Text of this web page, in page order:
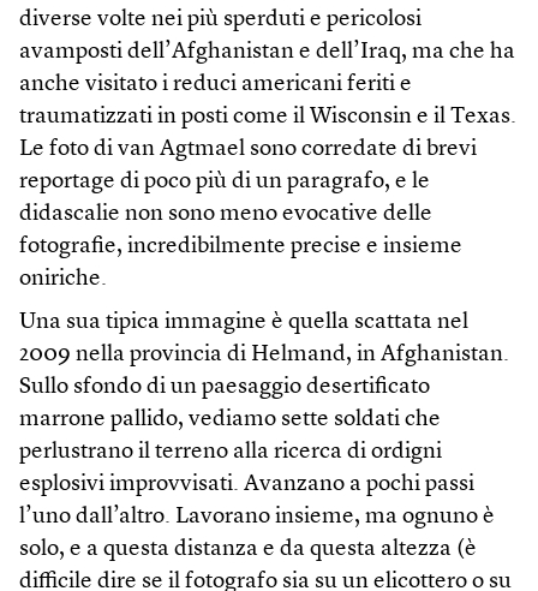
diverse volte nei più sperduti e pericolosi
avamposti dell’Afghanistan e dell’Iraq, ma che ha
anche visitato i reduci americani feriti e
traumatizzati in posti come il Wisconsin e il Texas.
Le foto di van Agtmael sono corredate di brevi
reportage di poco più di un paragrafo, e le
didascalie non sono meno evocative delle
fotografie, incredibilmente precise e insieme
oniriche.
Una sua tipica immagine è quella scattata nel
2009 nella provincia di Helmand, in Afghanistan.
Sullo sfondo di un paesaggio desertificato
marrone pallido, vediamo sette soldati che
perlustrano il terreno alla ricerca di ordigni
esplosivi improvvisati. Avanzano a pochi passi
l’uno dall’altro. Lavorano insieme, ma ognuno è
solo, e a questa distanza e da questa altezza (è
difficile dire se il fotografo sia su un elicottero o su